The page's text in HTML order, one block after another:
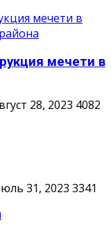
мечети в
28, 2023 4082
31, 2023 3341